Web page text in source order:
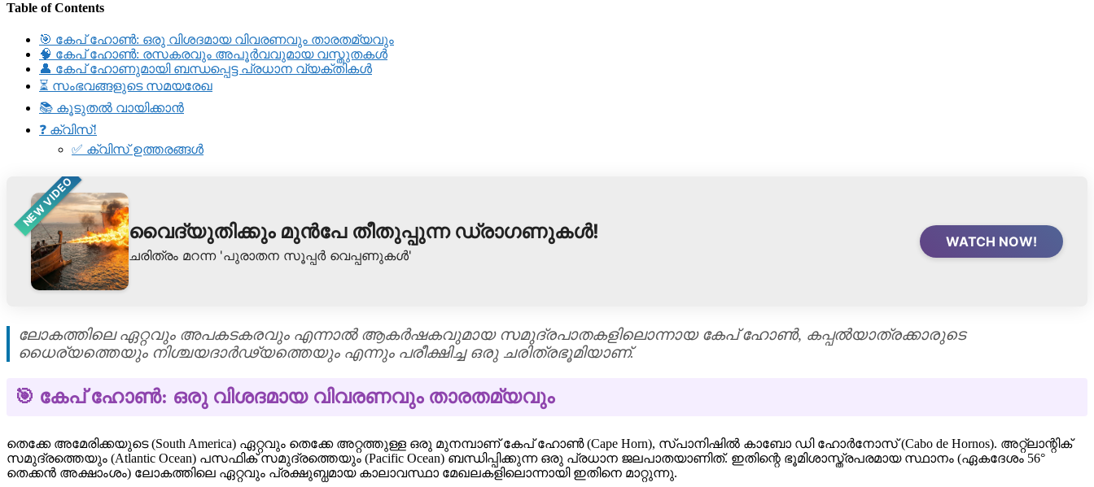
Table of Contents
🎯 കേപ് ഹോൺ: ഒരു വിശദമായ വിവരണവും താരതമ്യവും
🧠 കേപ് ഹോൺ: രസകരവും അപൂർവവുമായ വസ്തുതകൾ
👤 കേപ് ഹോണുമായി ബന്ധപ്പെട്ട പ്രധാന വ്യക്തികൾ
⏳ സംഭവങ്ങളുടെ സമയരേഖ
📚 കൂടുതൽ വായിക്കാൻ
❓ ക്വിസ്!
✅ ക്വിസ് ഉത്തരങ്ങൾ
NEW VIDEO
വൈദ്യുതിക്കും മുൻപേ തീതുപ്പുന്ന ഡ്രാഗണുകൾ!
ചരിത്രം മറന്ന 'പുരാതന സൂപ്പർ വെപ്പണുകൾ'
WATCH NOW!
ലോകത്തിലെ ഏറ്റവും അപകടകരവും എന്നാൽ ആകർഷകവുമായ സമുദ്രപാതകളിലൊന്നായ കേപ് ഹോൺ, കപ്പൽയാത്രക്കാരുടെ
ധൈര്യത്തെയും നിശ്ചയദാർഢ്യത്തെയും എന്നും പരീക്ഷിച്ച ഒരു ചരിത്രഭൂമിയാണ്.
🎯 കേപ് ഹോൺ: ഒരു വിശദമായ വിവരണവും താരതമ്യവും
തെക്കേ അമേരിക്കയുടെ (South America) ഏറ്റവും തെക്കേ അറ്റത്തുള്ള ഒരു മുനമ്പാണ് കേപ് ഹോൺ (Cape Horn), സ്പാനിഷിൽ കാബോ ഡി ഹോർനോസ് (Cabo de Hornos). അറ്റ്ലാന്റിക്
സമുദ്രത്തെയും (Atlantic Ocean) പസഫിക് സമുദ്രത്തെയും (Pacific Ocean) ബന്ധിപ്പിക്കുന്ന ഒരു പ്രധാന ജലപാതയാണിത്. ഇതിന്റെ ഭൂമിശാസ്ത്രപരമായ സ്ഥാനം (ഏകദേശം 56°
തെക്കൻ അക്ഷാംശം) ലോകത്തിലെ ഏറ്റവും പ്രക്ഷുബ്ധമായ കാലാവസ്ഥാ മേഖലകളിലൊന്നായി ഇതിനെ മാറ്റുന്നു.